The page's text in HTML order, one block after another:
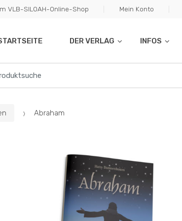
VLB-SILOAH-Online-Shop Mein Konto
DER VERLAG INFOS
Abraham